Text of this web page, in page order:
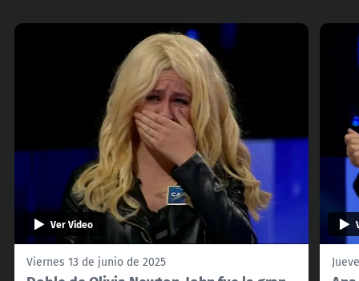
Ver Video
Viernes 13 de junio de 2025